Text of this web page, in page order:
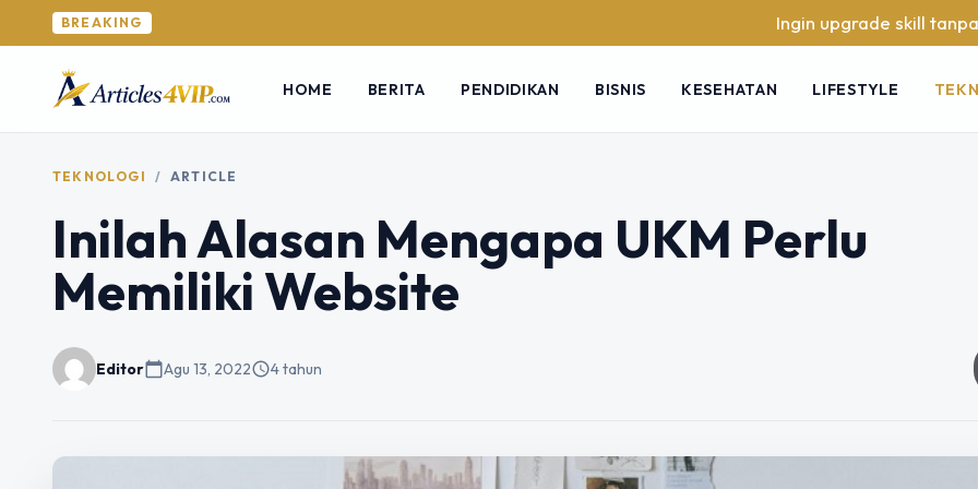
BREAKING Ingin upgrade skill tanpa ribet?
HOME BERITA PENDIDIKAN BISNIS KESEHATAN LIFESTYLE
TEKNOLOGI / ARTICLE
Inilah Alasan Mengapa UKM Perlu
Memiliki Website
Editorcalendar_todayAgu 13, 2022schedule4 tahun